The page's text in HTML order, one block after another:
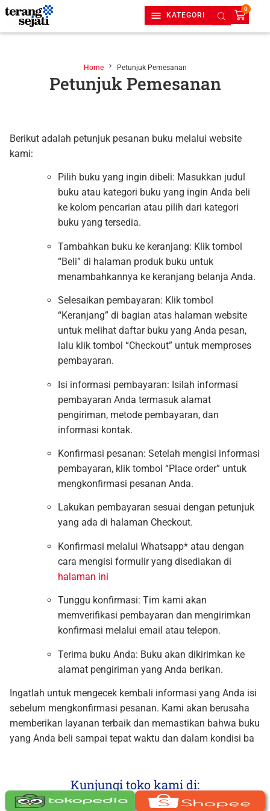
KATEGORI
0
Petunjuk Pemesanan
Home Petunjuk Pemesanan
Berikut adalah petunjuk pesanan buku melalui website
kami:
Pilih buku yang ingin dibeli: Masukkan judul
buku atau kategori buku yang ingin Anda beli
ke kolom pencarian atau pilih dari kategori
buku yang tersedia.
Tambahkan buku ke keranjang: Klik tombol
“Beli” di halaman produk buku untuk
menambahkannya ke keranjang belanja Anda.
Selesaikan pembayaran: Klik tombol
“Keranjang” di bagian atas halaman website
untuk melihat daftar buku yang Anda pesan,
lalu klik tombol “Checkout” untuk memproses
pembayaran.
Isi informasi pembayaran: Isilah informasi
pembayaran Anda termasuk alamat
pengiriman, metode pembayaran, dan
informasi kontak.
Konfirmasi pesanan: Setelah mengisi informasi
pembayaran, klik tombol “Place order” untuk
mengkonfirmasi pesanan Anda.
Lakukan pembayaran sesuai dengan petunjuk
yang ada di halaman Checkout.
Konfirmasi melalui Whatsapp* atau dengan
cara mengisi formulir yang disediakan di
halaman ini
Tunggu konfirmasi: Tim kami akan
memverifikasi pembayaran dan mengirimkan
konfirmasi melalui email atau telepon.
Terima buku Anda: Buku akan dikirimkan ke
alamat pengiriman yang Anda berikan.
Ingatlah untuk mengecek kembali informasi yang Anda isi
sebelum mengkonfirmasi pesanan. Kami akan berusaha
memberikan layanan terbaik dan memastikan bahwa buku
yang Anda beli sampai tepat waktu dan dalam kondisi ba
Kunjungi toko kami di: